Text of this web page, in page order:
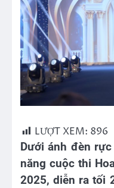
LƯỢT XEM: 896
Dưới ánh đèn
năng cuộc thi
2025, diễn ra tối